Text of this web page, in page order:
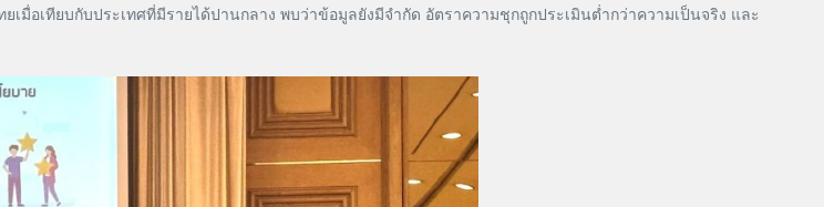
มื่อเทียบกับประเทศที่มีรายได้ปานกลาง พบว่าข้อมูลยังมีจำกัด อัตราความชุกถูกประเมินต่ำกว่าความเป็นจริง และ